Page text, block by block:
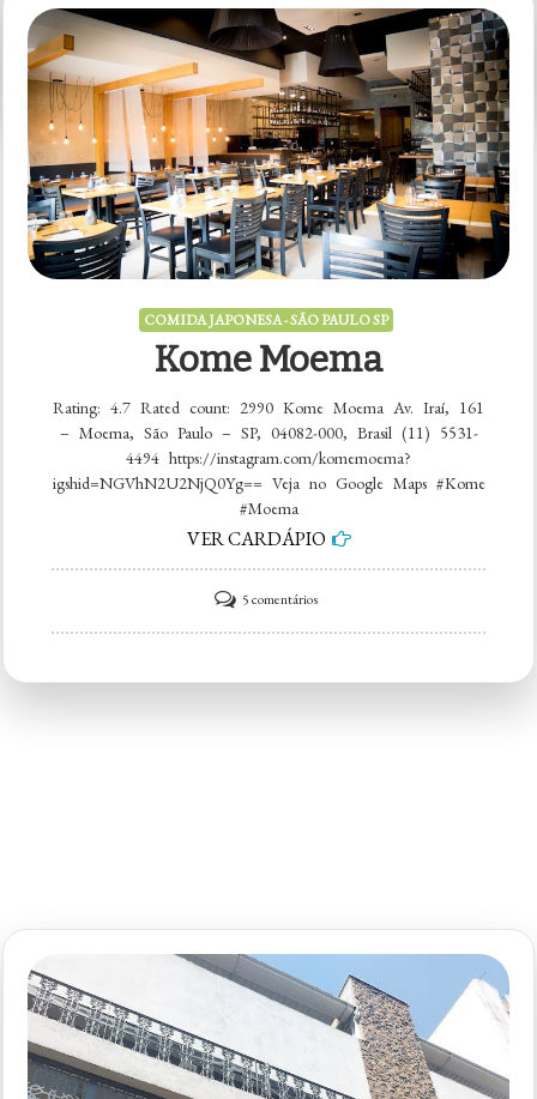
5 comentários em
Matsuya
Perdizes
COMIDA JAPONESA - SÃO PAULO SP
Kome Moema
Rating: 4.7 Rated count: 2990 Kome Moema Av. Iraí, 161
– Moema, São Paulo – SP, 04082-000, Brasil (11) 5531-
4494 https://instagram.com/komemoema?
igshid=NGVhN2U2NjQ0Yg== Veja no Google Maps #Kome
#Moema
VER CARDÁPIO
5 comentáriosem
Kome